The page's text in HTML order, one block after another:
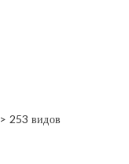
> 253 видов